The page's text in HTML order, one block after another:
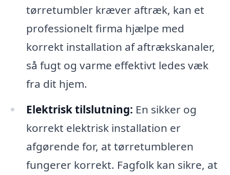
tørretumbler kræver aftræk, kan et
professionelt firma hjælpe med
korrekt installation af aftrækskanaler,
så fugt og varme effektivt ledes væk
fra dit hjem.
Elektrisk tilslutning: En sikker og
korrekt elektrisk installation er
afgørende for, at tørretumbleren
fungerer korrekt. Fagfolk kan sikre, at